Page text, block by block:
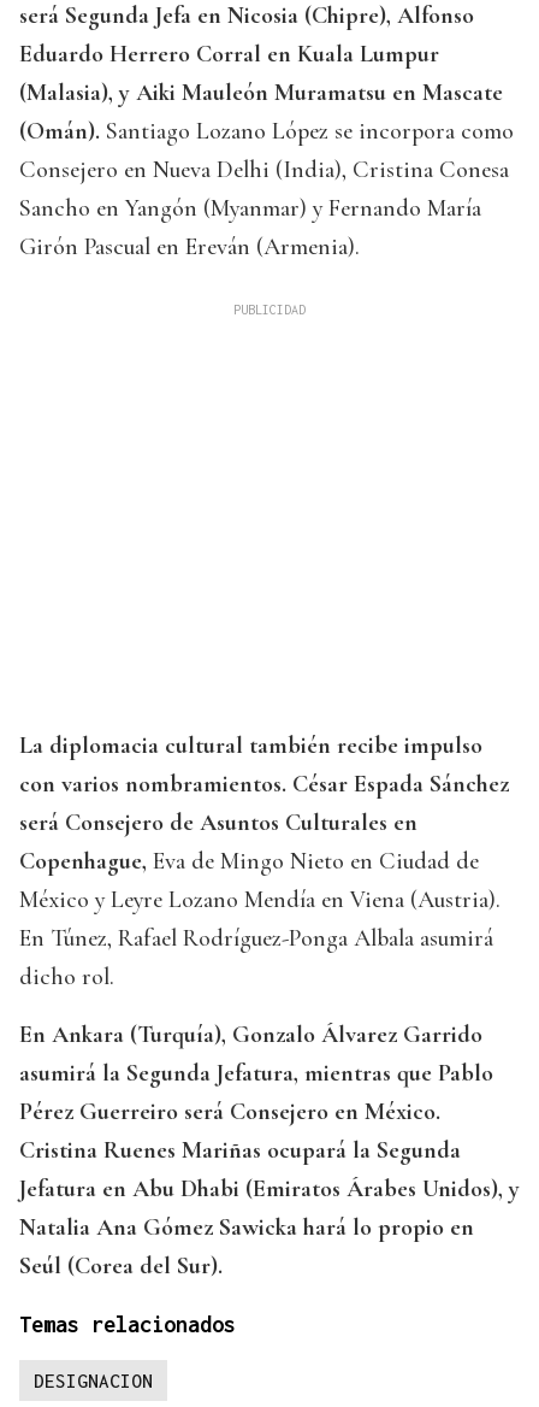
será Segunda Jefa en Nicosia (Chipre), Alfonso
Eduardo Herrero Corral en Kuala Lumpur
(Malasia), y Aiki Mauleón Muramatsu en Mascate
(Omán). Santiago Lozano López se incorpora como
Consejero en Nueva Delhi (India), Cristina Conesa
Sancho en Yangón (Myanmar) y Fernando María
Girón Pascual en Ereván (Armenia).
La diplomacia cultural también recibe impulso
con varios nombramientos. César Espada Sánchez
será Consejero de Asuntos Culturales en
Copenhague, Eva de Mingo Nieto en Ciudad de
México y Leyre Lozano Mendía en Viena (Austria).
En Túnez, Rafael Rodríguez-Ponga Albala asumirá
dicho rol.
En Ankara (Turquía), Gonzalo Álvarez Garrido
asumirá la Segunda Jefatura, mientras que Pablo
Pérez Guerreiro será Consejero en México.
Cristina Ruenes Mariñas ocupará la Segunda
Jefatura en Abu Dhabi (Emiratos Árabes Unidos), y
Natalia Ana Gómez Sawicka hará lo propio en
Seúl (Corea del Sur).
Temas relacionados
DESIGNACION